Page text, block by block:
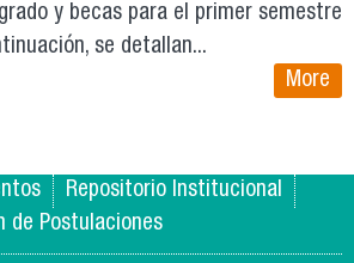
y becas para el primer semestre
se detallan...
More
Repositorio Institucional
de Postulaciones